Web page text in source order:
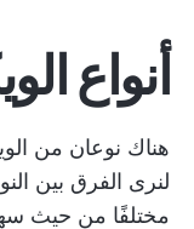
أنواع
هناك نوعان من
لنرى الفرق بين
مختلفًا من حيث